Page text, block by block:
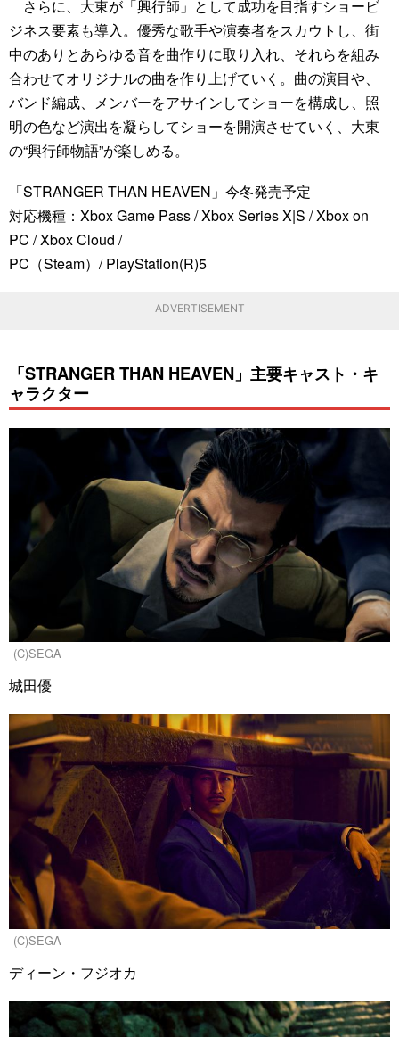
さらに、大東が「興行師」として成功を目指すショービ
ジネス要素も導入。優秀な歌手や演奏者をスカウトし、街
中のありとあらゆる音を曲作りに取り入れ、それらを組み
合わせてオリジナルの曲を作り上げていく。曲の演目や、
バンド編成、メンバーをアサインしてショーを構成し、照
明の色など演出を凝らしてショーを開演させていく、大東
の“興行師物語”が楽しめる。
「STRANGER THAN HEAVEN」今冬発売予定
対応機種：Xbox Game Pass / Xbox Series X|S / Xbox on
PC / Xbox Cloud /
PC（Steam）/ PlayStation(R)5
ADVERTISEMENT
「STRANGER THAN HEAVEN」主要キャスト・キ
ャラクター
(C)SEGA
城田優
(C)SEGA
ディーン・フジオカ